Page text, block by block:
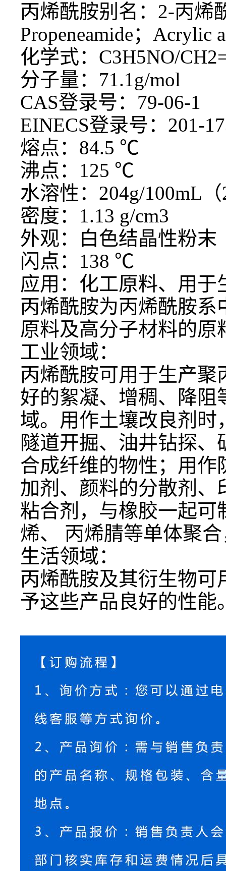
丙烯酰胺别名：2-丙烯
Propeneamide；Acrylic
化学式：C3H5NO/
分子量：71.1g/mol
CAS登录号：79-06-1
EINECS登录号：201-
熔点：84.5 ℃
沸点：125 ℃
水溶性：204g/100mL
密度：1.13 g/cm3
外观：白色结晶性粉末
闪点：138 ℃
应用：化工原料、用于
丙烯酰胺为丙烯酰胺
原料及高分子材料的
工业领域：
丙烯酰胺可用于生产
好的絮凝、增稠、降
域。用作土壤改良剂
隧道开掘、油井钻探
合成纤维的物性；用
加剂、颜料的分散剂
粘合剂，与橡胶一起
烯、
丙烯腈等单体聚
生活领域：
丙烯酰胺及其衍生物
予这些产品良好的性能